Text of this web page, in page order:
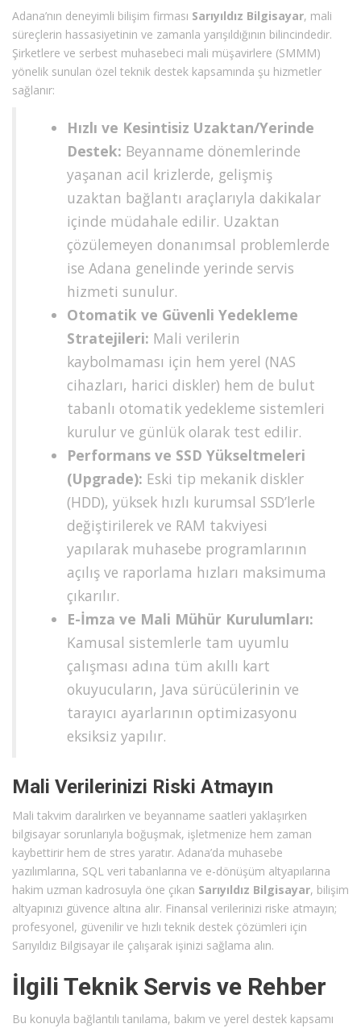
Adana’nın deneyimli bilişim firması Sarıyıldız Bilgisayar, mali
süreçlerin hassasiyetinin ve zamanla yarışıldığının bilincindedir.
Şirketlere ve serbest muhasebeci mali müşavirlere (SMMM)
yönelik sunulan özel teknik destek kapsamında şu hizmetler
sağlanır:
Hızlı ve Kesintisiz Uzaktan/Yerinde
Destek: Beyanname dönemlerinde
yaşanan acil krizlerde, gelişmiş
uzaktan bağlantı araçlarıyla dakikalar
içinde müdahale edilir. Uzaktan
çözülemeyen donanımsal problemlerde
ise Adana genelinde yerinde servis
hizmeti sunulur.
Otomatik ve Güvenli Yedekleme
Stratejileri: Mali verilerin
kaybolmaması için hem yerel (NAS
cihazları, harici diskler) hem de bulut
tabanlı otomatik yedekleme sistemleri
kurulur ve günlük olarak test edilir.
Performans ve SSD Yükseltmeleri
(Upgrade): Eski tip mekanik diskler
(HDD), yüksek hızlı kurumsal SSD’lerle
değiştirilerek ve RAM takviyesi
yapılarak muhasebe programlarının
açılış ve raporlama hızları maksimuma
çıkarılır.
E-İmza ve Mali Mühür Kurulumları:
Kamusal sistemlerle tam uyumlu
çalışması adına tüm akıllı kart
okuyucuların, Java sürücülerinin ve
tarayıcı ayarlarının optimizasyonu
eksiksiz yapılır.
Mali Verilerinizi Riski Atmayın
Mali takvim daralırken ve beyanname saatleri yaklaşırken
bilgisayar sorunlarıyla boğuşmak, işletmenize hem zaman
kaybettirir hem de stres yaratır. Adana’da muhasebe
yazılımlarına, SQL veri tabanlarına ve e-dönüşüm altyapılarına
hakim uzman kadrosuyla öne çıkan Sarıyıldız Bilgisayar, bilişim
altyapınızı güvence altına alır. Finansal verilerinizi riske atmayın;
profesyonel, güvenilir ve hızlı teknik destek çözümleri için
Sarıyıldız Bilgisayar ile çalışarak işinizi sağlama alın.
İlgili Teknik Servis ve Rehber
Bu konuyla bağlantılı tanılama, bakım ve yerel destek kapsamı